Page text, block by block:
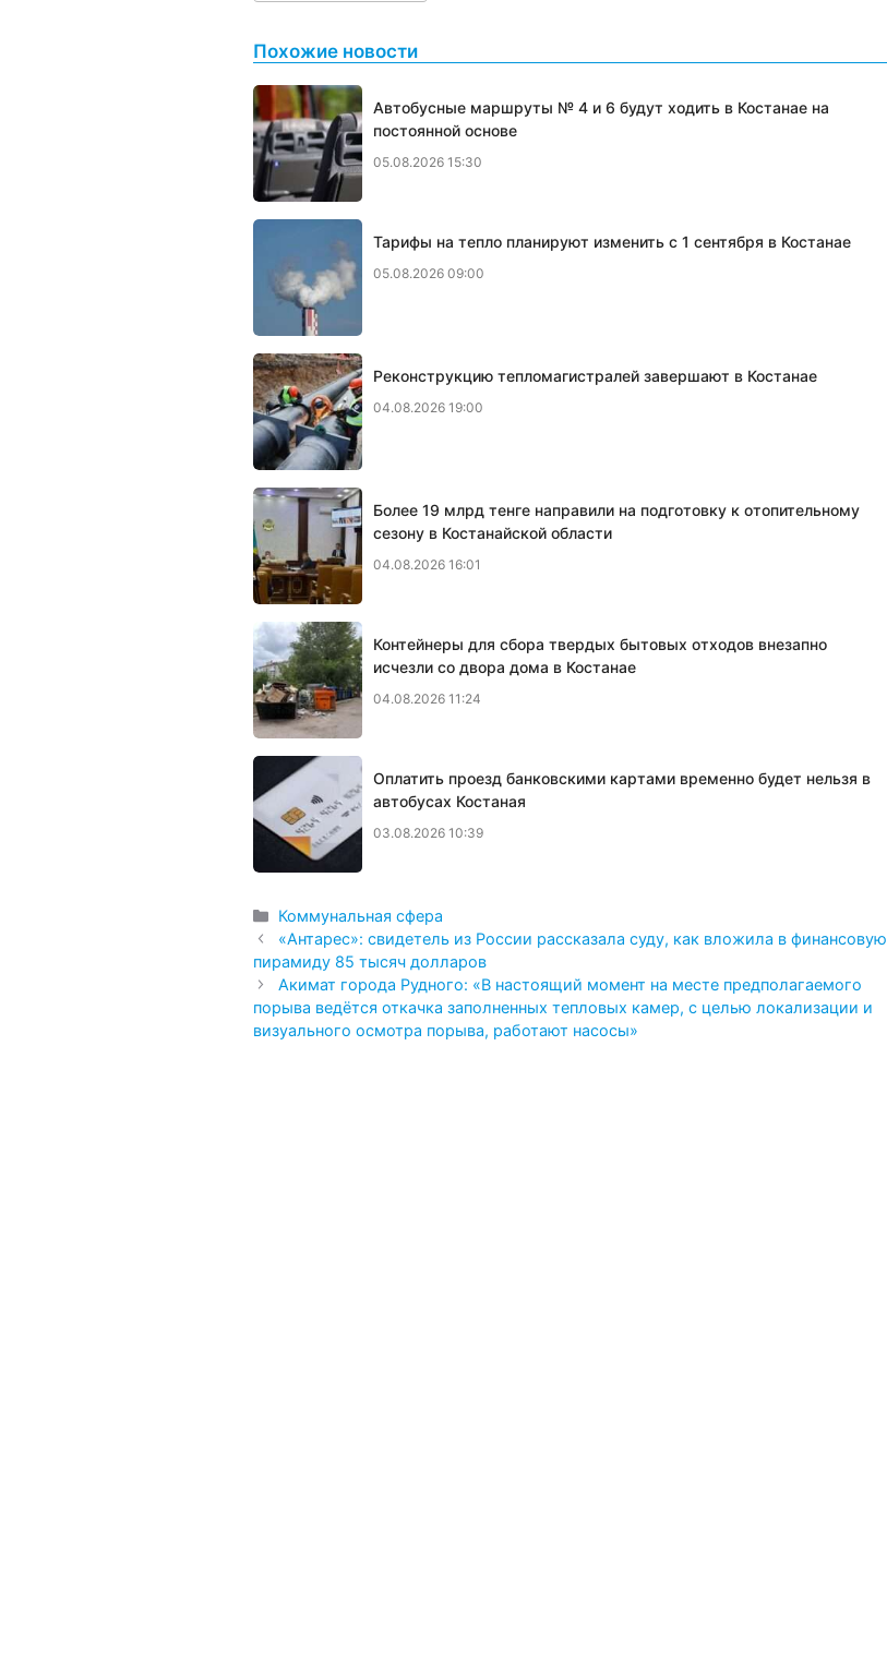
Похожие новости
Автобусные маршруты № 4 и 6 будут ходить в Костанае на
постоянной основе
05.08.2026 15:30
Тарифы на тепло планируют изменить с 1 сентября в Костанае
05.08.2026 09:00
Реконструкцию тепломагистралей завершают в Костанае
04.08.2026 19:00
Более 19 млрд тенге направили на подготовку к отопительному
сезону в Костанайской области
04.08.2026 16:01
Контейнеры для сбора твердых бытовых отходов внезапно
исчезли со двора дома в Костанае
04.08.2026 11:24
Оплатить проезд банковскими картами временно будет нельзя в
автобусах Костаная
03.08.2026 10:39
Рубрики
Коммунальная сфера
​«Антарес»: свидетель из России рассказала суду, как вложила в финансовую
пирамиду 85 тысяч долларов
Акимат города Рудного: «В настоящий момент на месте предполагаемого
порыва ведётся откачка заполненных тепловых камер, с целью локализации и
визуального осмотра порыва, работают насосы»